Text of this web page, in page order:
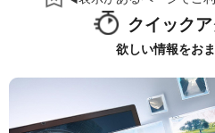
クイック
欲しい情報をお